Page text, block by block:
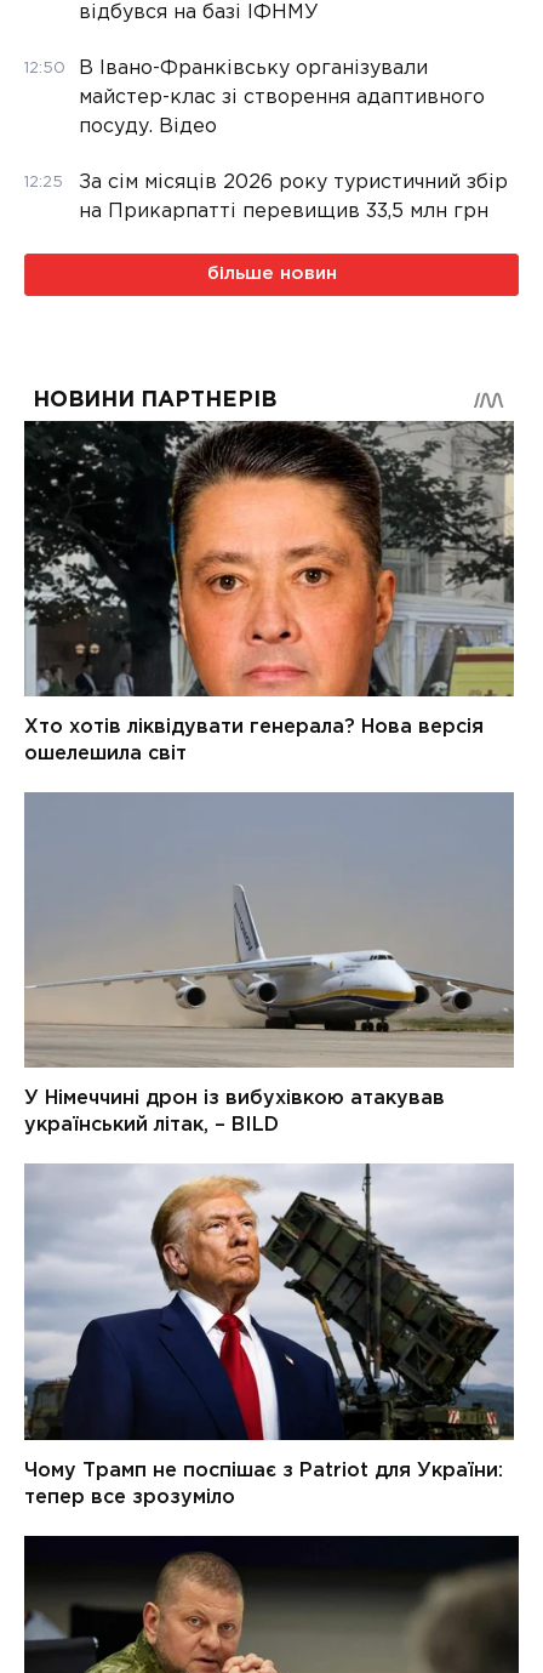
відбувся на базі ІФНМУ
12:50
В Івано-Франківську організували
майстер-клас зі створення адаптивного
посуду. Відео
12:25
За сім місяців 2026 року туристичний збір
на Прикарпатті перевищив 33,5 млн грн
більше новин